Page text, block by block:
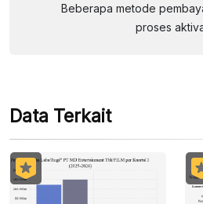
Beberapa metode
proses
Data Terkait